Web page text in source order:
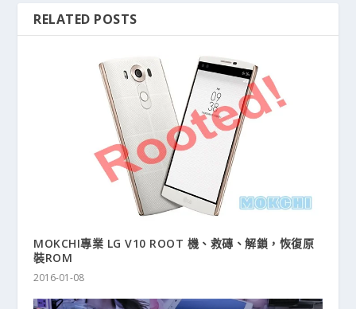
RELATED POSTS
MOKCHI專業 LG V10 ROOT 機、救磚、解鎖，恢復原
裝ROM
2016-01-08